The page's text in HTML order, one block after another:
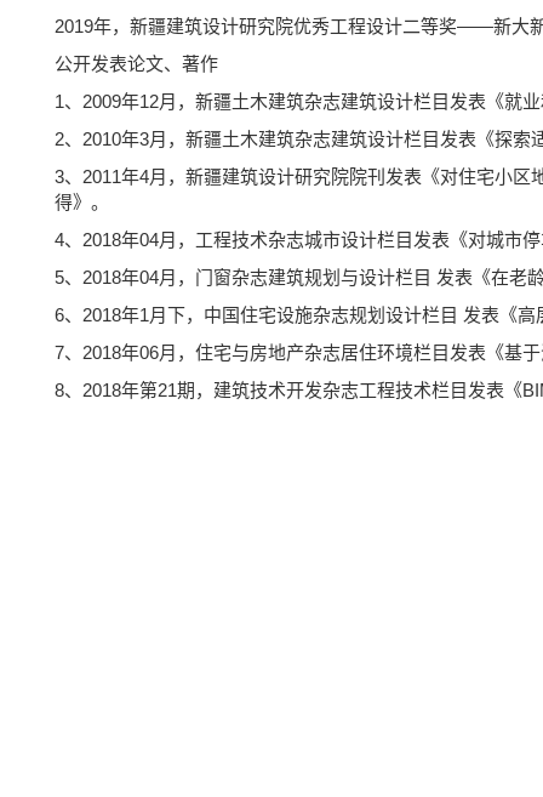
2019年，新疆建筑设计研究院优秀工程设计二等奖——新大
公开发表论文、著作
1、2009年12月，新疆土木建筑杂志建筑设计栏目发表《就
2、2010年3月，新疆土木建筑杂志建筑设计栏目发表《探索
3、2011年4月，新疆建筑设计研究院院刊发表《对住宅小
得》。
4、2018年04月，工程技术杂志城市设计栏目发表《对城市
5、2018年04月，门窗杂志建筑规划与设计栏目 发表《在老
6、2018年1月下，中国住宅设施杂志规划设计栏目 发表《
7、2018年06月，住宅与房地产杂志居住环境栏目发表《基
8、2018年第21期，建筑技术开发杂志工程技术栏目发表《